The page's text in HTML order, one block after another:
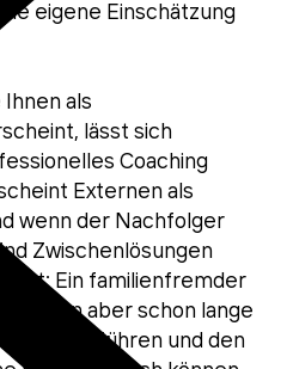
eigene Einschätzung
Ihnen als
lässt sich
Coaching
Externen als
wenn der Nachfolger
Zwischenlösungen
Ein familienfremder
aber schon lange
fortführen und den